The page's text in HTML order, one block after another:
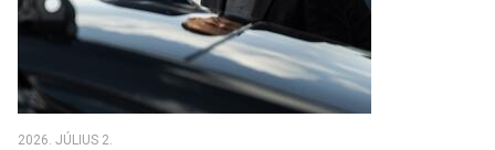
2026. JÚLIUS 2.